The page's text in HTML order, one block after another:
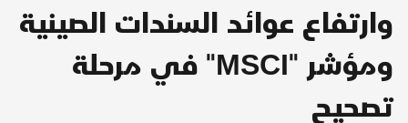
وارتفاع عوائد السندات الصينية
ومؤشر "MSCI" في مرحلة
تصحيح